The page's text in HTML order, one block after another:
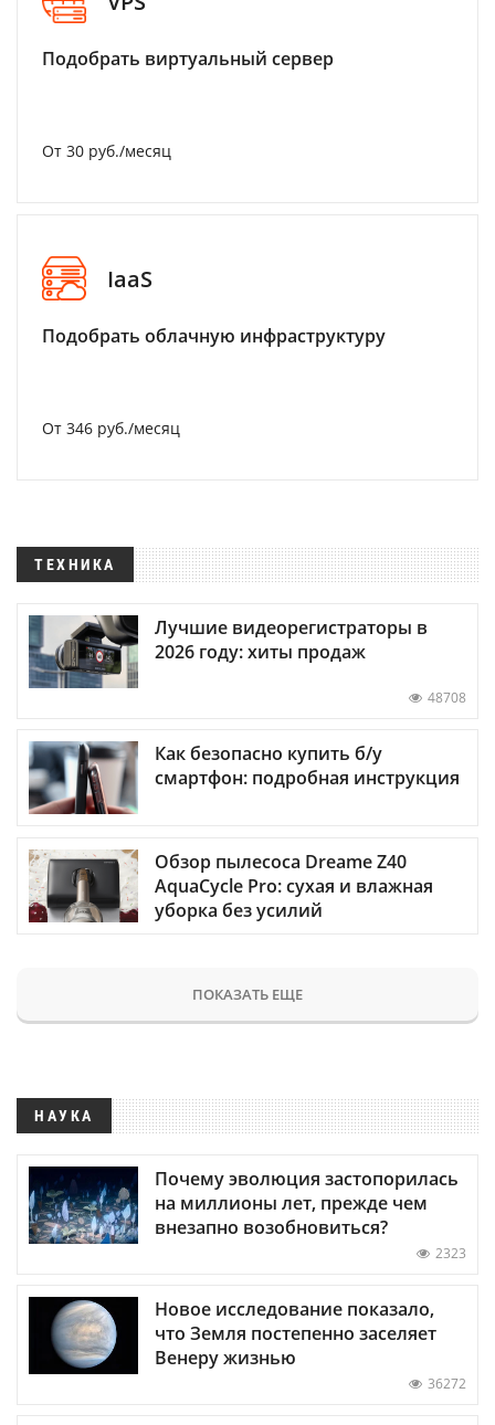
Подобрать виртуальный сервер
От 30 руб./месяц
IaaS
Подобрать облачную инфраструктуру
От 346 руб./месяц
ТЕХНИКА
Лучшие видеорегистраторы в
2026 году: хиты продаж
48708
Как безопасно купить б/у
смартфон: подробная инструкция
Обзор пылесоса Dreame Z40
AquaCycle Pro: сухая и влажная
уборка без усилий
ПОКАЗАТЬ ЕЩЕ
НАУКА
Почему эволюция застопорилась
на миллионы лет, прежде чем
внезапно возобновиться?
2323
Новое исследование показало,
что Земля постепенно заселяет
Венеру жизнью
36272